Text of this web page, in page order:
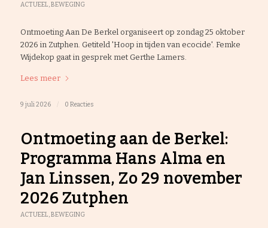
ACTUEEL,BEWEGING
Ontmoeting Aan De Berkel organiseert op zondag 25 oktober
2026 in Zutphen. Getiteld 'Hoop in tijden van ecocide'. Femke
Wijdekop gaat in gesprek met Gerthe Lamers.
Lees meer
9 juli 2026 0 Reacties
Ontmoeting aan de Berkel:
Programma Hans Alma en
Jan Linssen, Zo 29 november
2026 Zutphen
ACTUEEL,BEWEGING